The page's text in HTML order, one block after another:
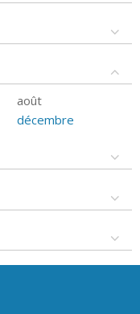
août
décembre